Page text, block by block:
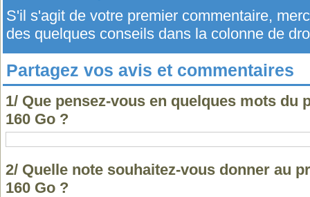
S'il s'agit de votre premier commentaire,
des quelques conseils dans la colonne de
Partagez vos avis et commentaires
1/ Que pensez-vous en quelques mots du
160 Go ?
2/ Quelle note souhaitez-vous donner au
160 Go ?